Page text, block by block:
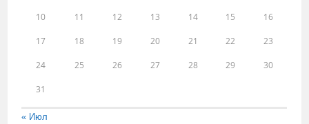
10 11 12 13 14 15 16
17 18 19 20 21 22 23
24 25 26 27 28 29 30
31
« Июл